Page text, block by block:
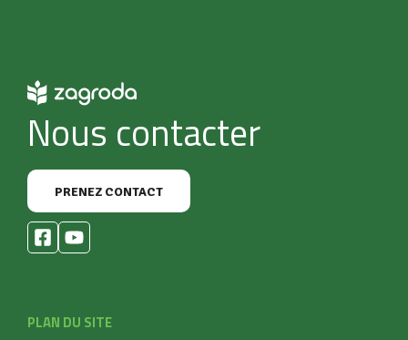
Nous contacter
PRENEZ CONTACT
PLAN DU SITE